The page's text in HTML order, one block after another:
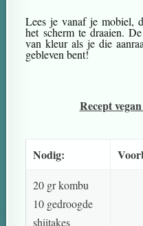
Lees je vanaf je mobiel,
het scherm te draaien.
van kleur als je die
gebleven bent!
Recept
Nodig:
20 gr kombu
10 gedroogde
shiitakes